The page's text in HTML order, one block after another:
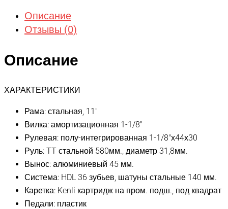
Описание
Отзывы (0)
Описание
ХАРАКТЕРИСТИКИ
Рама: стальная, 11″
Вилка: амортизационная 1-1/8″
Рулевая: полу-интегрированная 1-1/8″х44х30
Руль: TT стальной 580мм., диаметр 31,8мм.
Вынос: алюминиевый 45 мм.
Система: HDL 36 зубьев, шатуны стальные 140 мм.
Каретка: Kenli картридж на пром. подш., под квадрат
Педали: пластик